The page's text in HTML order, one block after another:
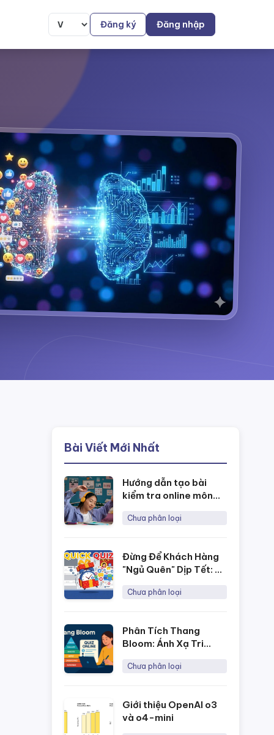
Đăng ký Đăng nhập
Bài Viết Mới Nhất
Hướng dẫn tạo bài
kiểm tra online môn
Chưa phân loại
Đừng Để Khách Hàng
"Ngủ Quên" Dịp Tết: 3
Tương Tác Cao Cho
Chưa phân loại
Phân Tích Thang
Bloom: Ánh Xạ Tri
Lộ Trình Học Tập Cho
Chưa phân loại
Giới thiệu OpenAI o3
và o4-mini